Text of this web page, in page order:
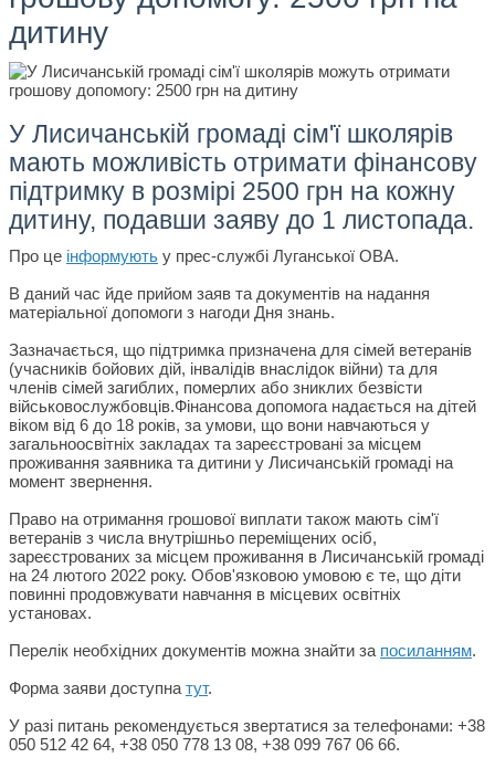
дитину
У Лисичанській громаді сім'ї школярів
мають можливість отримати фінансову
підтримку в розмірі 2500 грн на кожну
дитину, подавши заяву до 1 листопада.
Про це інформують у прес-службі Луганської ОВА.
В даний час йде прийом заяв та документів на надання
матеріальної допомоги з нагоди Дня знань.
Зазначається, що підтримка призначена для сімей ветеранів
(учасників бойових дій, інвалідів внаслідок війни) та для
членів сімей загиблих, померлих або зниклих безвісти
військовослужбовців.Фінансова допомога надається на дітей
віком від 6 до 18 років, за умови, що вони навчаються у
загальноосвітніх закладах та зареєстровані за місцем
проживання заявника та дитини у Лисичанській громаді на
момент звернення.
Право на отримання грошової виплати також мають сім'ї
ветеранів з числа внутрішньо переміщених осіб,
зареєстрованих за місцем проживання в Лисичанській громаді
на 24 лютого 2022 року. Обов'язковою умовою є те, що діти
повинні продовжувати навчання в місцевих освітніх
установах.
Перелік необхідних документів можна знайти за посиланням.
Форма заяви доступна тут.
У разі питань рекомендується звертатися за телефонами: +38
050 512 42 64, +38 050 778 13 08, +38 099 767 06 66.